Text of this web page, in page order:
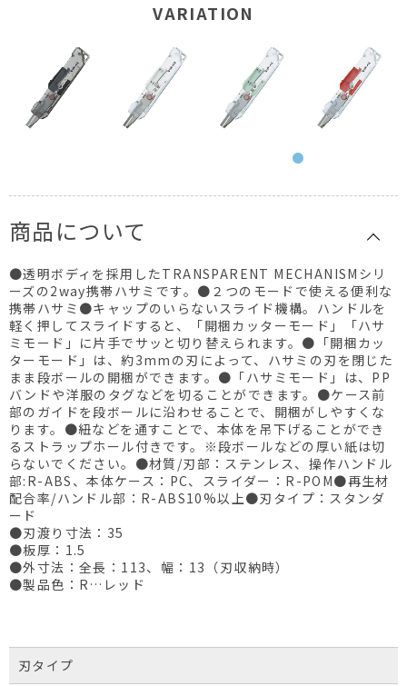
VARIATION
商品について
●透明ボディを採用したTRANSPARENT MECHANISMシリ
ーズの2way携帯ハサミです。●２つのモードで使える便利な
携帯ハサミ●キャップのいらないスライド機構。ハンドルを
軽く押してスライドすると、「開梱カッターモード」「ハサ
ミモード」に片手でサッと切り替えられます。●「開梱カッ
ターモード」は、約3mmの刃によって、ハサミの刃を閉じた
まま段ボールの開梱ができます。●「ハサミモード」は、PP
バンドや洋服のタグなどを切ることができます。●ケース前
部のガイドを段ボールに沿わせることで、開梱がしやすくな
ります。●紐などを通すことで、本体を吊下げることができ
るストラップホール付きです。※段ボールなどの厚い紙は切
らないでください。●材質/刃部：ステンレス、操作ハンドル
部:R-ABS、本体ケース：PC、スライダー：R-POM●再生材
配合率/ハンドル部：R-ABS10%以上●刃タイプ：スタンダ
ード
●刃渡り寸法：35
●板厚：1.5
●外寸法：全長：113、幅：13（刃収納時）
●製品色：R…レッド
刃タイプ